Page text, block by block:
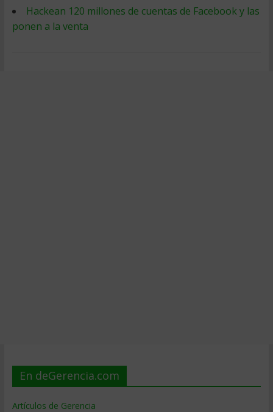
Hackean 120 millones de cuentas de Facebook y las
ponen a la venta
En deGerencia.com
Artículos de Gerencia